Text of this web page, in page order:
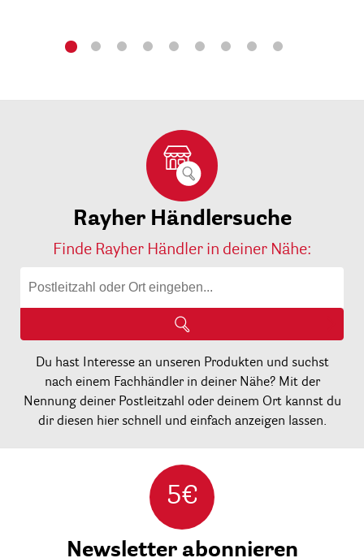
Rayher Händlersuche
Finde Rayher Händler in deiner Nähe:
Du hast Interesse an unseren Produkten und suchst
nach einem Fachhändler in deiner Nähe? Mit der
Nennung deiner Postleitzahl oder deinem Ort kannst du
dir diesen hier schnell und einfach anzeigen lassen.
5€
Newsletter abonnieren